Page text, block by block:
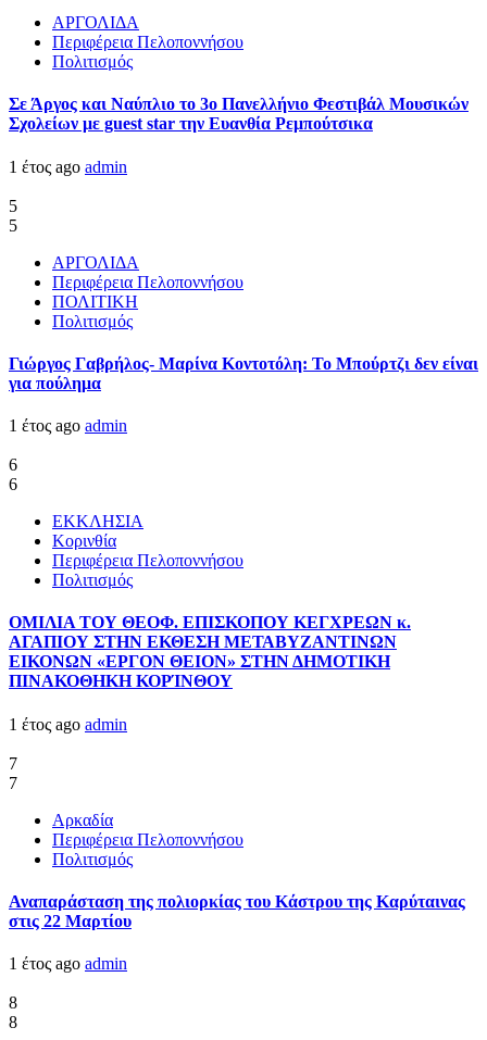
ΑΡΓΟΛΙΔΑ
Περιφέρεια Πελοποννήσου
Πολιτισμός
Σε Άργος και Ναύπλιο το 3ο Πανελλήνιο Φεστιβάλ Μουσικών
Σχολείων με guest star την Ευανθία Ρεμπούτσικα
1 έτος ago admin
5
5
ΑΡΓΟΛΙΔΑ
Περιφέρεια Πελοποννήσου
ΠΟΛΙΤΙΚΗ
Πολιτισμός
Γιώργος Γαβρήλος- Μαρίνα Κοντοτόλη: Το Μπούρτζι δεν είναι
για πούλημα
1 έτος ago admin
6
6
ΕΚΚΛΗΣΙΑ
Κορινθία
Περιφέρεια Πελοποννήσου
Πολιτισμός
ΟΜΙΛΙΑ ΤΟΥ ΘΕΟΦ. ΕΠΙΣΚΟΠΟΥ ΚΕΓΧΡΕΩΝ κ.
ΑΓΑΠΙΟΥ ΣΤΗΝ ΕΚΘΕΣΗ ΜΕΤΑΒΥΖΑΝΤΙΝΩΝ
ΕΙΚΟΝΩΝ «ΕΡΓΟΝ ΘΕΙΟΝ» ΣΤΗΝ ΔΗΜΟΤΙΚΗ
ΠΙΝΑΚΟΘΗΚΗ ΚΟΡΊΝΘΟΥ
1 έτος ago admin
7
7
Αρκαδία
Περιφέρεια Πελοποννήσου
Πολιτισμός
Αναπαράσταση της πολιορκίας του Κάστρου της Καρύταινας
στις 22 Μαρτίου
1 έτος ago admin
8
8